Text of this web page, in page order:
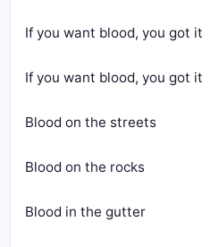
If you want blood, you got it
If you want blood, you got it
Blood on the streets
Blood on the rocks
Blood in the gutter